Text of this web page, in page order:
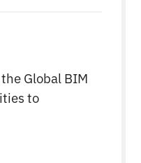
Global BIM
to